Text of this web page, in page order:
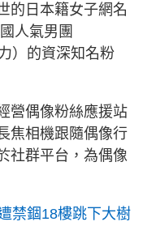
的日本籍女子網名
人氣男團
）的資深知名粉
營偶像粉絲應援站
焦相機跟隨偶像行
社群平台，為偶像
禁錮18樓跳下大樹